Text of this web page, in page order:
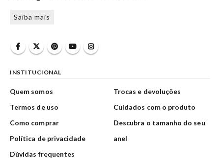
Saiba mais
INSTITUCIONAL
Quem somos
Termos de uso
Como comprar
Política de privacidade
Dúvidas frequentes
Trocas e devoluções
Cuidados com o produto
Descubra o tamanho do seu
anel